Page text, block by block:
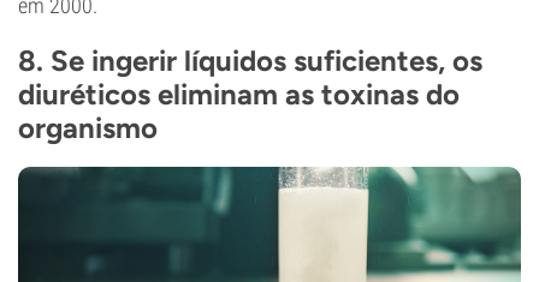
em 2000.
8. Se ingerir líquidos suficientes, os
diuréticos eliminam as toxinas do
organismo